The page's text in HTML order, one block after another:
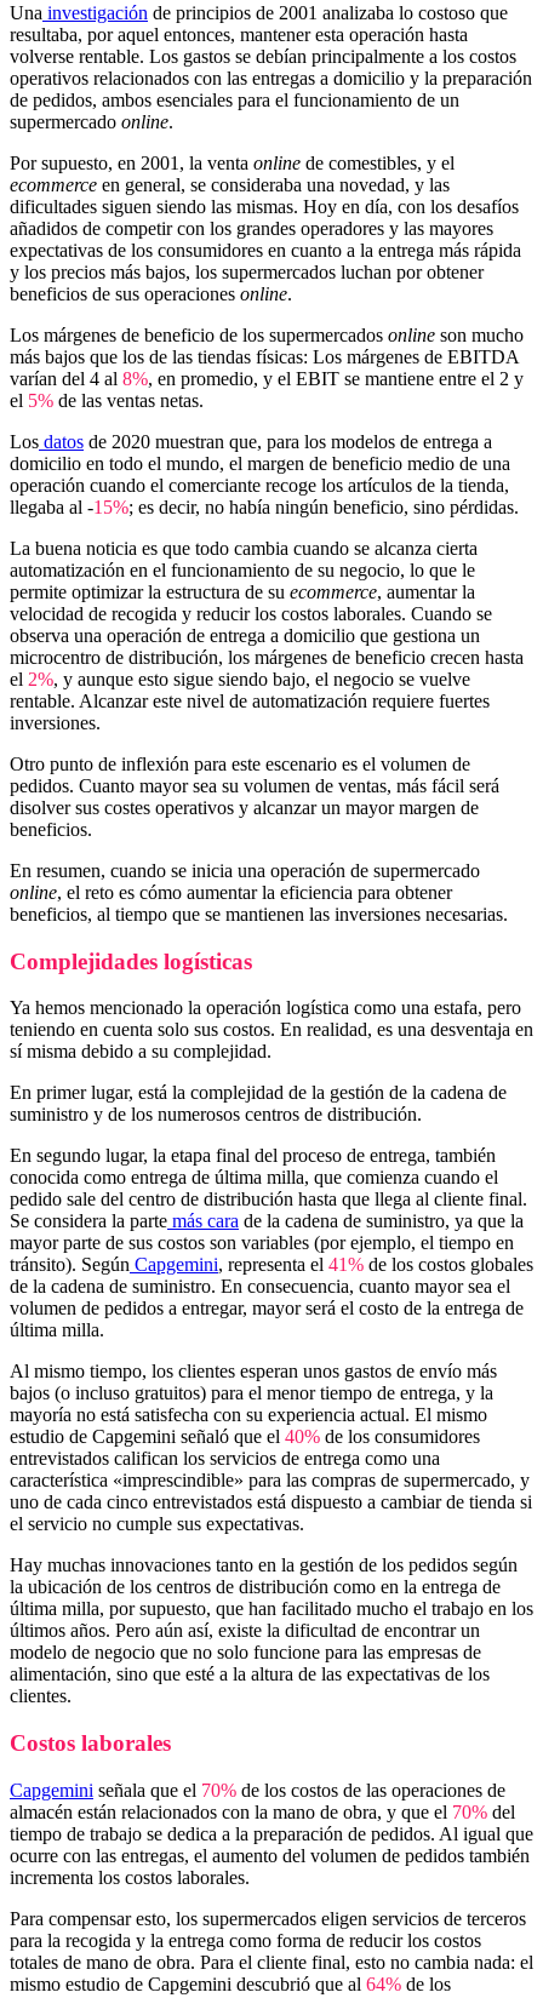
Una investigación de principios de 2001 analizaba lo costoso que
resultaba, por aquel entonces, mantener esta operación hasta
volverse rentable. Los gastos se debían principalmente a los costos
operativos relacionados con las entregas a domicilio y la preparación
de pedidos, ambos esenciales para el funcionamiento de un
supermercado online.
Por supuesto, en 2001, la venta online de comestibles, y el
ecommerce en general, se consideraba una novedad, y las
dificultades siguen siendo las mismas. Hoy en día, con los desafíos
añadidos de competir con los grandes operadores y las mayores
expectativas de los consumidores en cuanto a la entrega más rápida
y los precios más bajos, los supermercados luchan por obtener
beneficios de sus operaciones online.
Los márgenes de beneficio de los supermercados online son mucho
más bajos que los de las tiendas físicas: Los márgenes de EBITDA
varían del 4 al 8%, en promedio, y el EBIT se mantiene entre el 2 y
el 5% de las ventas netas.
Los datos de 2020 muestran que, para los modelos de entrega a
domicilio en todo el mundo, el margen de beneficio medio de una
operación cuando el comerciante recoge los artículos de la tienda,
llegaba al -15%; es decir, no había ningún beneficio, sino pérdidas.
La buena noticia es que todo cambia cuando se alcanza cierta
automatización en el funcionamiento de su negocio, lo que le
permite optimizar la estructura de su ecommerce, aumentar la
velocidad de recogida y reducir los costos laborales. Cuando se
observa una operación de entrega a domicilio que gestiona un
microcentro de distribución, los márgenes de beneficio crecen hasta
el 2%, y aunque esto sigue siendo bajo, el negocio se vuelve
rentable. Alcanzar este nivel de automatización requiere fuertes
inversiones.
Otro punto de inflexión para este escenario es el volumen de
pedidos. Cuanto mayor sea su volumen de ventas, más fácil será
disolver sus costes operativos y alcanzar un mayor margen de
beneficios.
En resumen, cuando se inicia una operación de supermercado
online, el reto es cómo aumentar la eficiencia para obtener
beneficios, al tiempo que se mantienen las inversiones necesarias.
Complejidades logísticas
Ya hemos mencionado la operación logística como una estafa, pero
teniendo en cuenta solo sus costos. En realidad, es una desventaja en
sí misma debido a su complejidad.
En primer lugar, está la complejidad de la gestión de la cadena de
suministro y de los numerosos centros de distribución.
En segundo lugar, la etapa final del proceso de entrega, también
conocida como entrega de última milla, que comienza cuando el
pedido sale del centro de distribución hasta que llega al cliente final.
Se considera la parte más cara de la cadena de suministro, ya que la
mayor parte de sus costos son variables (por ejemplo, el tiempo en
tránsito). Según Capgemini, representa el 41% de los costos globales
de la cadena de suministro. En consecuencia, cuanto mayor sea el
volumen de pedidos a entregar, mayor será el costo de la entrega de
última milla.
Al mismo tiempo, los clientes esperan unos gastos de envío más
bajos (o incluso gratuitos) para el menor tiempo de entrega, y la
mayoría no está satisfecha con su experiencia actual. El mismo
estudio de Capgemini señaló que el 40% de los consumidores
entrevistados califican los servicios de entrega como una
característica «imprescindible» para las compras de supermercado, y
uno de cada cinco entrevistados está dispuesto a cambiar de tienda si
el servicio no cumple sus expectativas.
Hay muchas innovaciones tanto en la gestión de los pedidos según
la ubicación de los centros de distribución como en la entrega de
última milla, por supuesto, que han facilitado mucho el trabajo en los
últimos años. Pero aún así, existe la dificultad de encontrar un
modelo de negocio que no solo funcione para las empresas de
alimentación, sino que esté a la altura de las expectativas de los
clientes.
Costos laborales
Capgemini señala que el 70% de los costos de las operaciones de
almacén están relacionados con la mano de obra, y que el 70% del
tiempo de trabajo se dedica a la preparación de pedidos. Al igual que
ocurre con las entregas, el aumento del volumen de pedidos también
incrementa los costos laborales.
Para compensar esto, los supermercados eligen servicios de terceros
para la recogida y la entrega como forma de reducir los costos
totales de mano de obra. Para el cliente final, esto no cambia nada: el
mismo estudio de Capgemini descubrió que al 64% de los